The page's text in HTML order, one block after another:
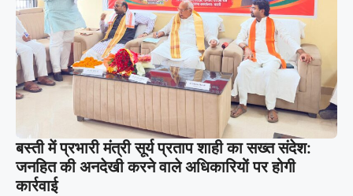
बस्ती में प्रभारी मंत्री सूर्य प्रताप शाही का सख्त संदेश:
जनहित की अनदेखी करने वाले अधिकारियों पर होगी
कार्रवाई